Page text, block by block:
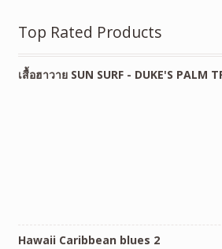
Top Rated Products
เสื้อฮาวาย SUN SURF - DUKE'S PALM
Hawaii Caribbean blues 2